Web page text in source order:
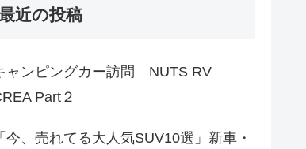
近の投稿
ャンピングカー訪問 NUTS RV
Part２
「今、売れてる大人気SUV10選」新車・